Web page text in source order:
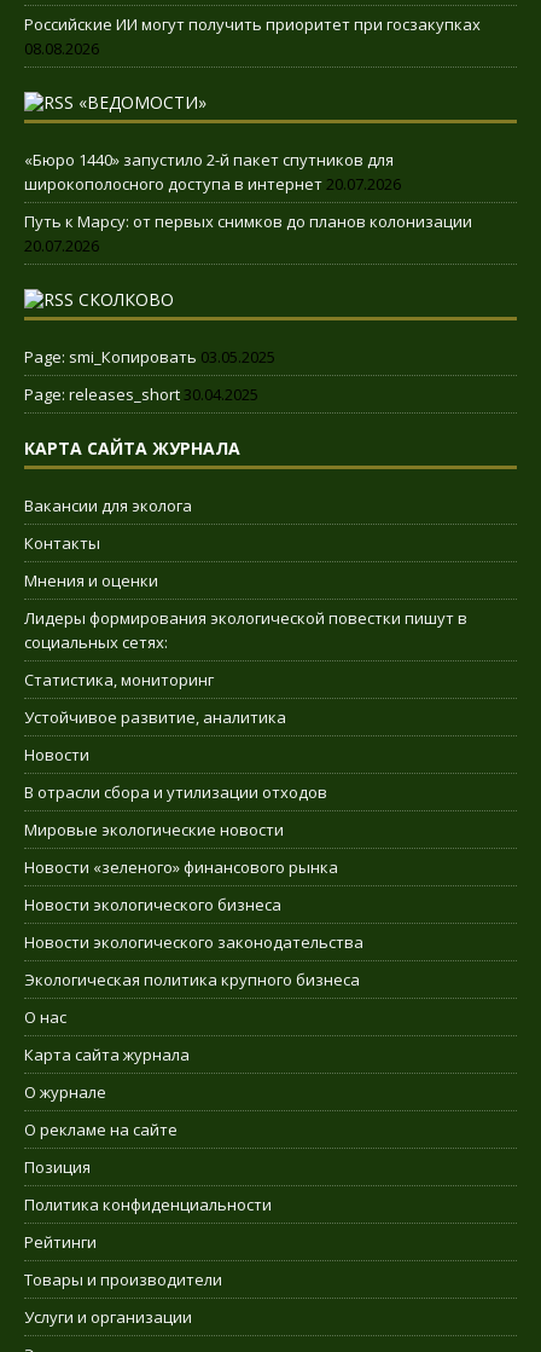
Российские ИИ могут получить приоритет при госзакупках
08.08.2026
«ВЕДОМОСТИ»
«Бюро 1440» запустило 2-й пакет спутников для
широкополосного доступа в интернет20.07.2026
Путь к Марсу: от первых снимков до планов колонизации
20.07.2026
СКОЛКОВО
Page: smi_Копировать 03.05.2025
Page: releases_short 30.04.2025
КАРТА САЙТА ЖУРНАЛА
Вакансии для эколога
Контакты
Мнения и оценки
Лидеры формирования экологической повестки пишут в
социальных сетях:
Статистика, мониторинг
Устойчивое развитие, аналитика
Новости
В отрасли сбора и утилизации отходов
Мировые экологические новости
Новости «зеленого» финансового рынка
Новости экологического бизнеса
Новости экологического законодательства
Экологическая политика крупного бизнеса
О нас
Карта сайта журнала
О журнале
О рекламе на сайте
Позиция
Политика конфиденциальности
Рейтинги
Товары и производители
Услуги и организации